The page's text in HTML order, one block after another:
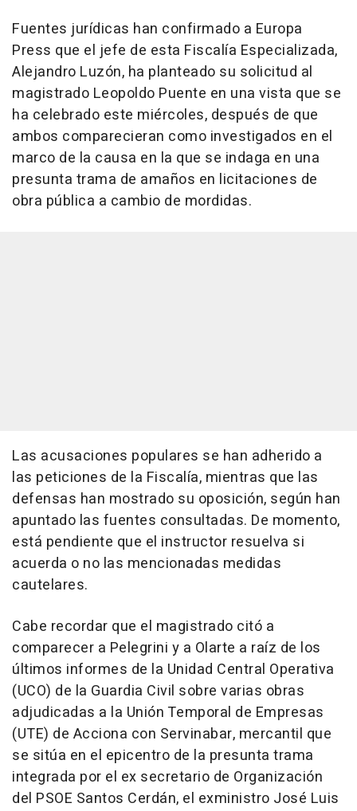
Fuentes jurídicas han confirmado a Europa
Press que el jefe de esta Fiscalía Especializada,
Alejandro Luzón, ha planteado su solicitud al
magistrado Leopoldo Puente en una vista que se
ha celebrado este miércoles, después de que
ambos comparecieran como investigados en el
marco de la causa en la que se indaga en una
presunta trama de amaños en licitaciones de
obra pública a cambio de mordidas.
Las acusaciones populares se han adherido a
las peticiones de la Fiscalía, mientras que las
defensas han mostrado su oposición, según han
apuntado las fuentes consultadas. De momento,
está pendiente que el instructor resuelva si
acuerda o no las mencionadas medidas
cautelares.
Cabe recordar que el magistrado citó a
comparecer a Pelegrini y a Olarte a raíz de los
últimos informes de la Unidad Central Operativa
(UCO) de la Guardia Civil sobre varias obras
adjudicadas a la Unión Temporal de Empresas
(UTE) de Acciona con Servinabar, mercantil que
se sitúa en el epicentro de la presunta trama
integrada por el ex secretario de Organización
del PSOE Santos Cerdán, el exministro José Luis